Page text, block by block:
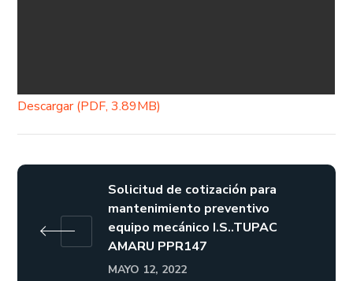
Descargar (PDF, 3.89MB)
Solicitud de cotización para
mantenimiento preventivo
equipo mecánico I.S..TUPAC
AMARU PPR147
MAYO 12, 2022